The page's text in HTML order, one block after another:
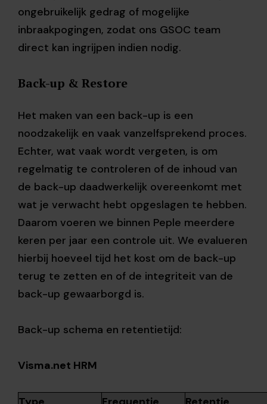
ongebruikelijk gedrag of mogelijke
inbraakpogingen, zodat ons GSOC team
direct kan ingrijpen indien nodig.
Back-up & Restore
Het maken van een back-up is een
noodzakelijk en vaak vanzelfsprekend proces.
Echter, wat vaak wordt vergeten, is om
regelmatig te controleren of de inhoud van
de back-up daadwerkelijk overeenkomt met
wat je verwacht hebt opgeslagen te hebben.
Daarom voeren we binnen Peple meerdere
keren per jaar een controle uit. We evalueren
hierbij hoeveel tijd het kost om de back-up
terug te zetten en of de integriteit van de
back-up gewaarborgd is.
Back-up schema en retentietijd:
Visma.net HRM